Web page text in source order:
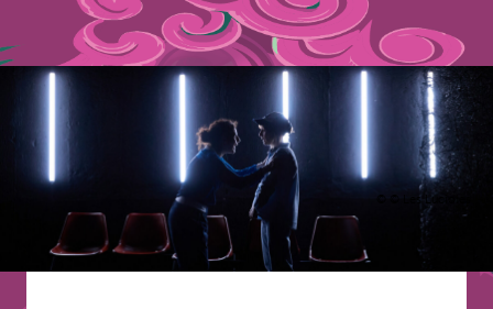
© © Les Lucioles